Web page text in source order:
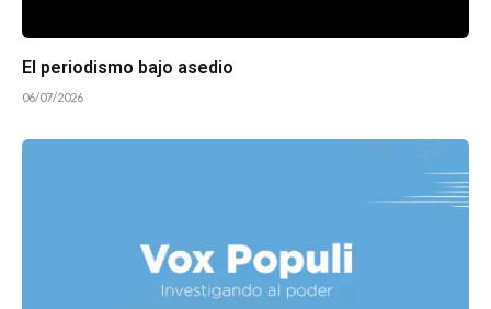
El periodismo bajo asedio
06/07/2026